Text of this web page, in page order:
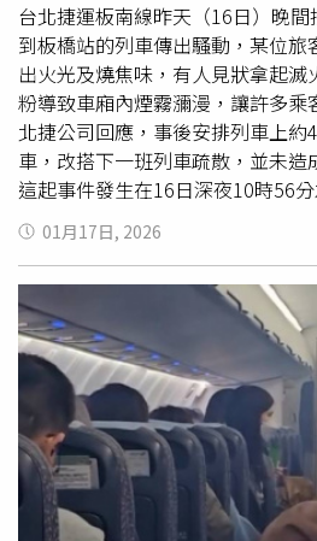
重性。針對部分網友質疑為何將狗
士回應，狗狗多年來一直生活在
與孩子喜愛，經常有人餵食，物
「如果真的不允許，不可能養這麼
山街道辦人員表示，目前已由轄區
海縣公安局西雙湖派出所則回應
所，進一步釐清責任與後續處理方
台北捷運板南線昨天（16日）晚
到板橋站的列車傳出騷動，某位
出火光及燒焦味，有人見狀拿起
粉導致車廂內煙霧瀰漫，讓許多乘
北捷公司回應，事後安排列車上約
車，改搭下一班列車疏散，並未造
這起事件發生在16日深夜10時56
向的列車出現「碰」的一聲。北
源突然冒煙，其他乘客使用滅火
乘客噴灑乾粉後，車廂內煙霧較
捷指出，站務人員接獲通報後第一
節車廂，基於安全考量，站務人員
旅客於板橋站下車，改搭後續列車
分鐘後就進站接駁，沒有造成長時
有民眾回憶，當時自己搭捷運回家
「然後開始煙霧瀰漫，夾帶超刺
平台分享現場畫面，並驚呼「坐
對此， 北捷也呼籲，旅客搭乘捷
01月17日, 2026